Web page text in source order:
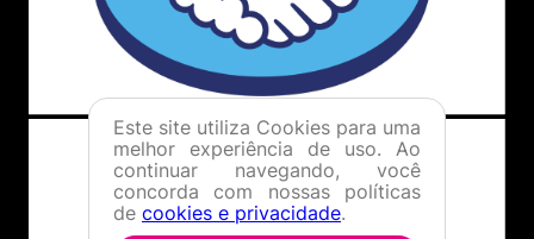
Este site utiliza Cookies para uma
melhor experiência de uso. Ao
continuar navegando, você
concorda com nossas políticas
de cookies e privacidade.